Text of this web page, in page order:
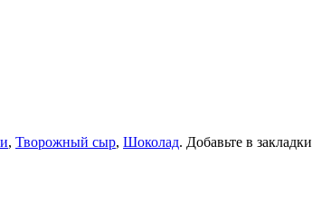
, Творожный сыр, Шоколад. Добавьте в закладки